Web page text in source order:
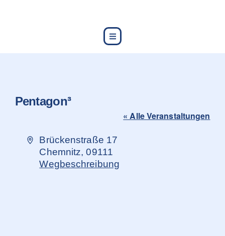
Pentagon³
« Alle Veranstaltungen
Adresse
Brückenstraße 17
Chemnitz, 09111
Wegbeschreibung